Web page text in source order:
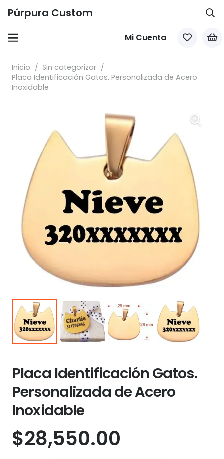
Púrpura Custom
Mi Cuenta
Inicio / Sin categorizar /
Placa Identificación Gatos. Personalizada de Acero
Inoxidable
Placa Identificación Gatos.
Personalizada de Acero
Inoxidable
$28,550.00